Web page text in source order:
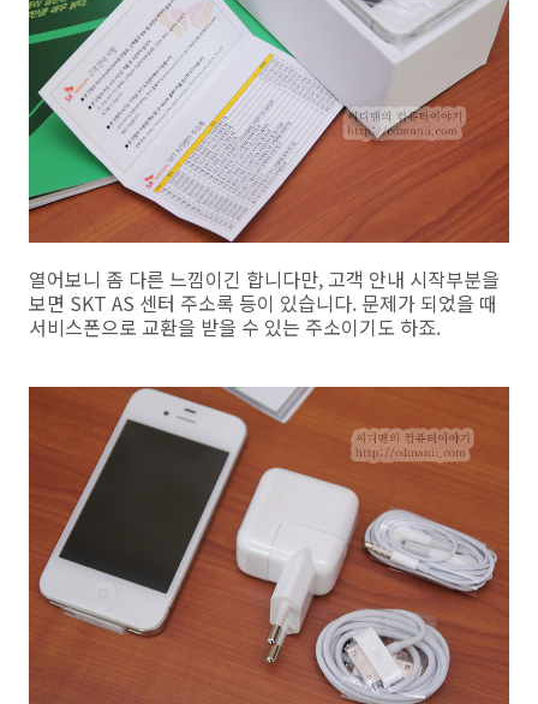
열어보니 좀 다른 느낌이긴 합니다만, 고객 안내 시작부분을
보면 SKT AS 센터 주소록 등이 있습니다. 문제가 되었을 때
서비스폰으로 교환을 받을 수 있는 주소이기도 하죠.